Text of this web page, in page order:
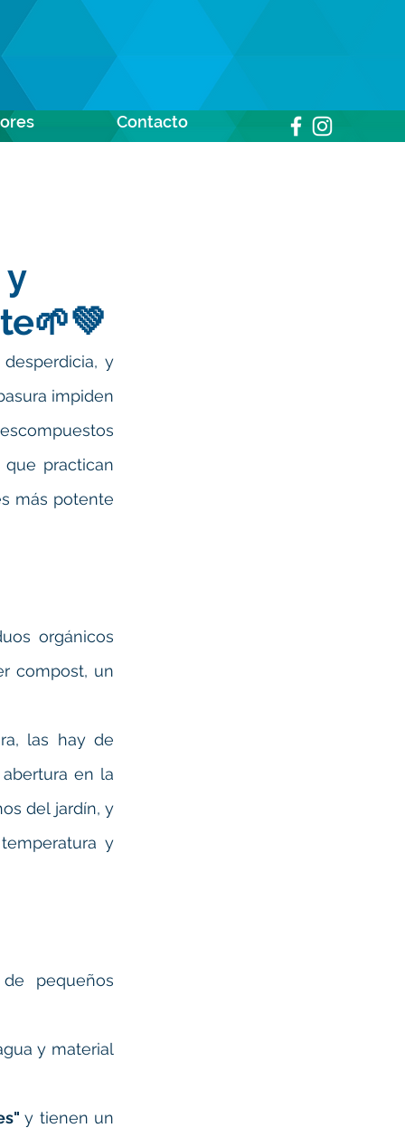
Contacto
y
impiden
practican
más potente
orgánicos
compost, un
las hay de
en la
del jardín, y
y
pequeños
y material
y tienen un